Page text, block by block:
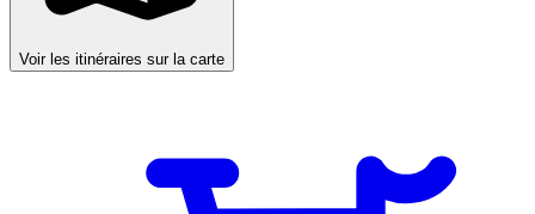
Voir les itinéraires sur la carte